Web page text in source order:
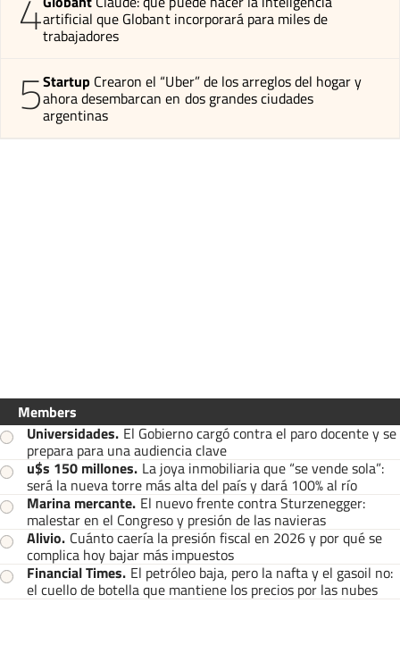
4artificial que Globant incorporará para miles de
trabajadores
5Startup Crearon el “Uber” de los arreglos del hogar y
ahora desembarcan en dos grandes ciudades
argentinas
Members
Universidades. El Gobierno cargó contra el paro docente y se
prepara para una audiencia clave
u$s 150 millones. La joya inmobiliaria que “se vende sola”:
será la nueva torre más alta del país y dará 100% al río
Marina mercante. El nuevo frente contra Sturzenegger:
malestar en el Congreso y presión de las navieras
Alivio. Cuánto caería la presión fiscal en 2026 y por qué se
complica hoy bajar más impuestos
Financial Times. El petróleo baja, pero la nafta y el gasoil no:
el cuello de botella que mantiene los precios por las nubes